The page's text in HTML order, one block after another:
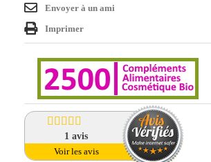
Envoyer à un ami
Imprimer
1avis
Voir les avis